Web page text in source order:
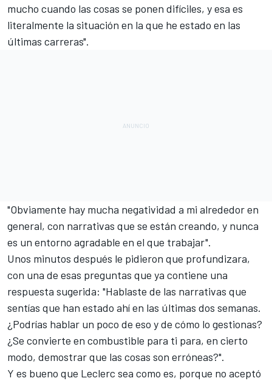
mucho cuando las cosas se ponen difíciles, y esa es
literalmente la situación en la que he estado en las
últimas carreras".
"Obviamente hay mucha negatividad a mi alrededor en
general, con narrativas que se están creando, y nunca
es un entorno agradable en el que trabajar".
Unos minutos después le pidieron que profundizara,
con una de esas preguntas que ya contiene una
respuesta sugerida: "Hablaste de las narrativas que
sentías que han estado ahí en las últimas dos semanas.
¿Podrías hablar un poco de eso y de cómo lo gestionas?
¿Se convierte en combustible para ti para, en cierto
modo, demostrar que las cosas son erróneas?".
Y es bueno que Leclerc sea como es, porque no aceptó